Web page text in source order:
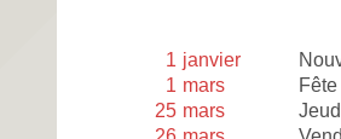
1 janvier
1 mars
25 mars